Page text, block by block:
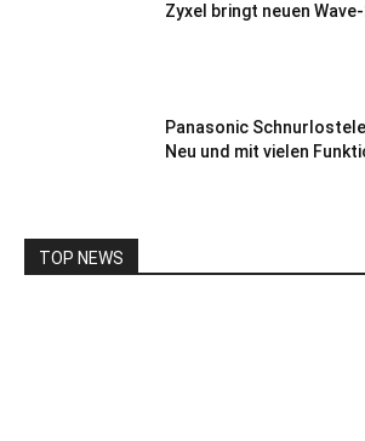
Zyxel bringt neuen
Panasonic
Neu und mit vielen
TOP NEWS